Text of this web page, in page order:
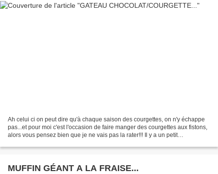
Ah celui ci on peut dire qu'à chaque saison des courgettes, on n'y échappe
pas...et pour moi c'est l'occasion de faire manger des courgettes aux fistons,
alors vous pensez bien que je ne vais pas la rater!!! Il y a un petit
MUFFIN GÉANT A LA FRAISE...